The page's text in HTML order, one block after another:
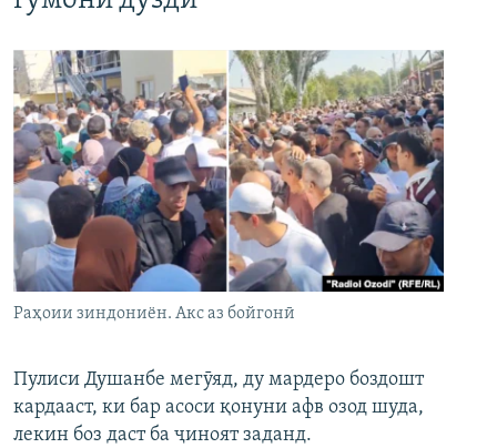
Раҳоии зиндониён. Акс аз бойгонӣ
Пулиси Душанбе мегӯяд, ду мардеро боздошт
кардааст, ки бар асоси қонуни афв озод шуда,
лекин боз даст ба ҷиноят заданд.